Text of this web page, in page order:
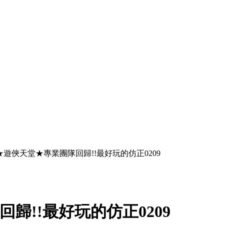
俠天堂★專業團隊回歸!!最好玩的仿正0209
歸!!最好玩的仿正0209